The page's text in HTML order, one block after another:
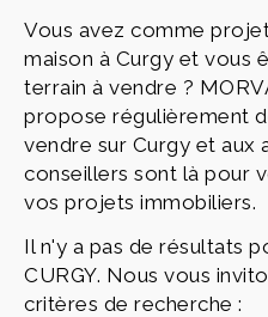
Vous avez comme
maison à Curgy et vous
terrain à vendre ?
propose régulièrement
vendre sur Curgy et aux
conseillers sont là pour
vos projets immobiliers.
Il n'y a pas de résultats
CURGY. Nous vous
critères de recherche :